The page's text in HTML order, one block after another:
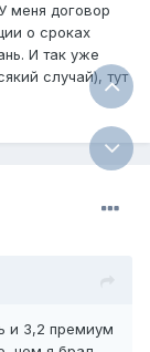
меня договор
о сроках
И так уже
случай), тут
и 3,2 премиум